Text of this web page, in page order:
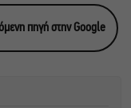
πηγή στην Google